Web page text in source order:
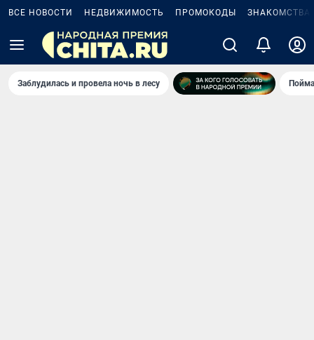
ВСЕ НОВОСТИ НЕДВИЖИМОСТЬ ПРОМОКОДЫ ЗНАКОМСТВА
Заблудилась и провела ночь в лесу